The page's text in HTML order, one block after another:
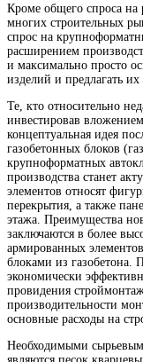
Кроме общего спроса на
многих строительных
спрос на
расширением
и максимально просто
изделий и предлагать их
Те, кто относительно
инвестировав
концептуальная идея
газобетонных блоков
крупноформатных
производства станет
элементов относят
перекрытия, а также
этажа. Преимущества
заключаются в более
армированных
блоками из газобетона.
экономически
провидения
производительности
основные расходы на
Необходимыми